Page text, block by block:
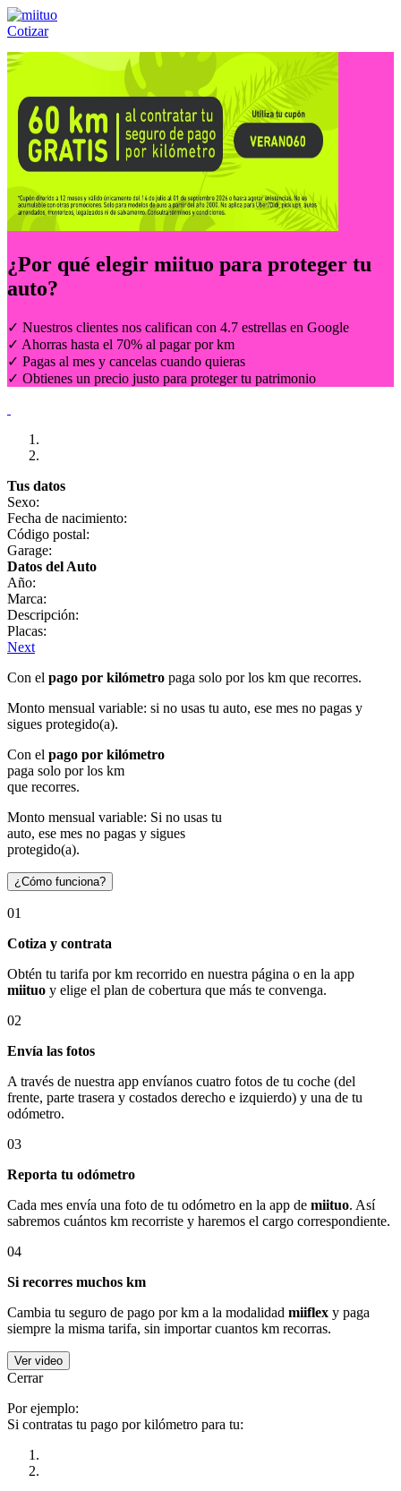
Cotizar
Llámanos al:(55) 84-21-05-00 ó
¿Por qué elegir miituo para proteger tu
auto?
✓ Nuestros clientes nos califican con 4.7 estrellas en Google
✓ Ahorras hasta el 70% al pagar por km
✓ Pagas al mes y cancelas cuando quieras
✓ Obtienes un precio justo para proteger tu patrimonio
Tus datos
Sexo:
Fecha de nacimiento:
Código postal:
Garage:
Datos del Auto
Año:
Marca:
Descripción:
Placas:
Next
Con el pago por kilómetro paga solo por los km que recorres.
Monto mensual variable: si no usas tu auto, ese mes no pagas y
sigues protegido(a).
Con el pago por kilómetro
paga solo por los km
que recorres.
Monto mensual variable: Si no usas tu
auto, ese mes no pagas y sigues
protegido(a).
¿Cómo funciona?
01
Cotiza y contrata
Obtén tu tarifa por km recorrido en nuestra página o en la app
miituo y elige el plan de cobertura que más te convenga.
02
Envía las fotos
A través de nuestra app envíanos cuatro fotos de tu coche (del
frente, parte trasera y costados derecho e izquierdo) y una de tu
odómetro.
03
Reporta tu odómetro
Cada mes envía una foto de tu odómetro en la app de miituo. Así
sabremos cuántos km recorriste y haremos el cargo correspondiente.
04
Si recorres muchos km
Cambia tu seguro de pago por km a la modalidad miiflex y paga
siempre la misma tarifa, sin importar cuantos km recorras.
Ver video
Cerrar
Por ejemplo:
Si contratas tu pago por kilómetro para tu: